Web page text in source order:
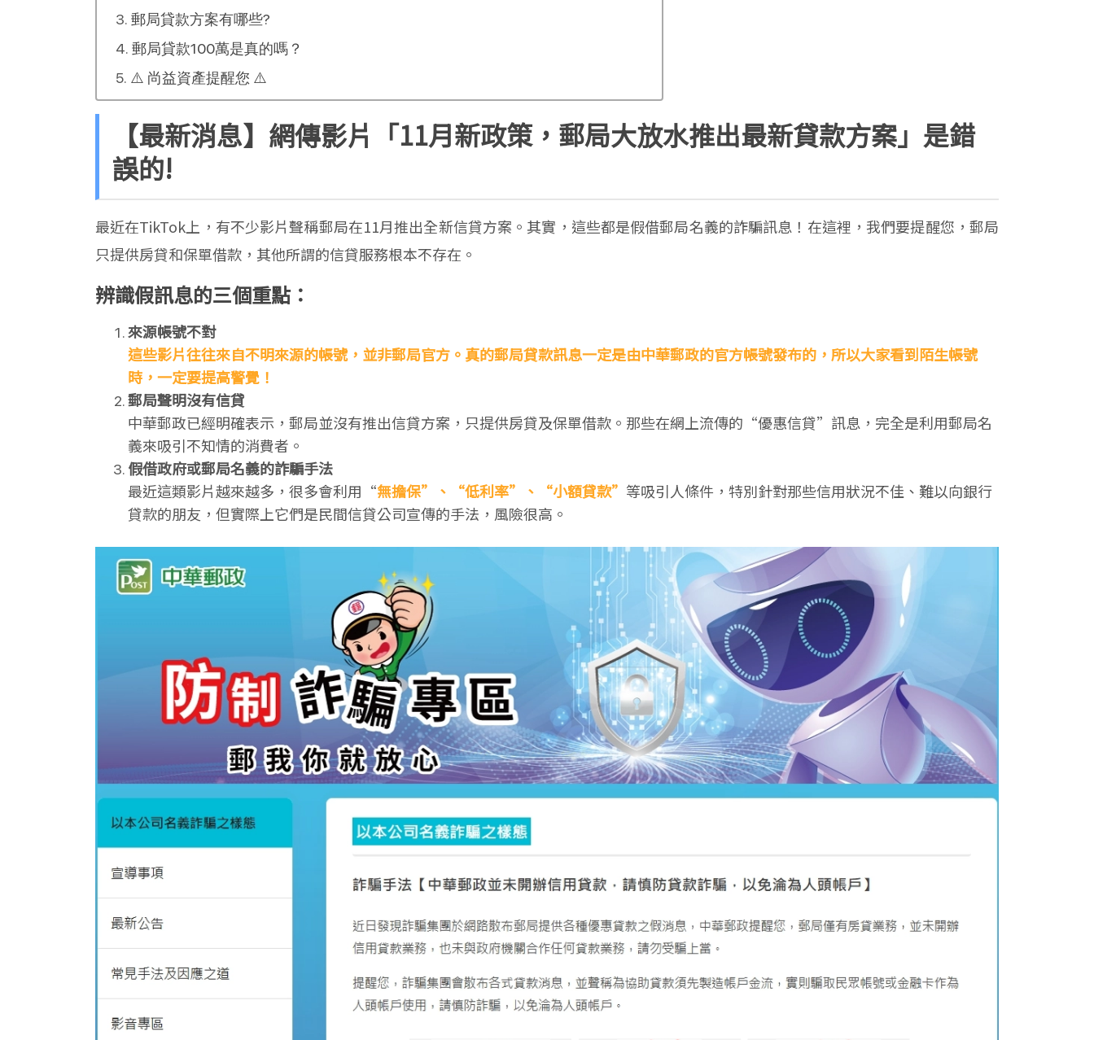
郵局貸款方案有哪些?
郵局貸款100萬是真的嗎？
⚠️ 尚益資產提醒您 ⚠️
【最新消息】網傳影片「11月新政策，郵局大放水推出最新貸款方案」是錯
誤的!
最近在TikTok上，有不少影片聲稱郵局在11月推出全新信貸方案。其實，這些都是假借郵局名義的詐騙訊息！在這裡，我們要提醒您，郵局
只提供房貸和保單借款，其他所謂的信貸服務根本不存在。
辨識假訊息的三個重點：
來源帳號不對
這些影片往往來自不明來源的帳號，並非郵局官方。真的郵局貸款訊息一定是由中華郵政的官方帳號發布的，所以大家看到陌生帳號
時，一定要提高警覺！
郵局聲明沒有信貸
中華郵政已經明確表示，郵局並沒有推出信貸方案，只提供房貸及保單借款。那些在網上流傳的“優惠信貸”訊息，完全是利用郵局名
義來吸引不知情的消費者。
假借政府或郵局名義的詐騙手法
最近這類影片越來越多，很多會利用“無擔保”、“低利率”、“小額貸款” 等吸引人條件，特別針對那些信用狀況不佳、難以向銀行
貸款的朋友，但實際上它們是民間信貸公司宣傳的手法，風險很高。